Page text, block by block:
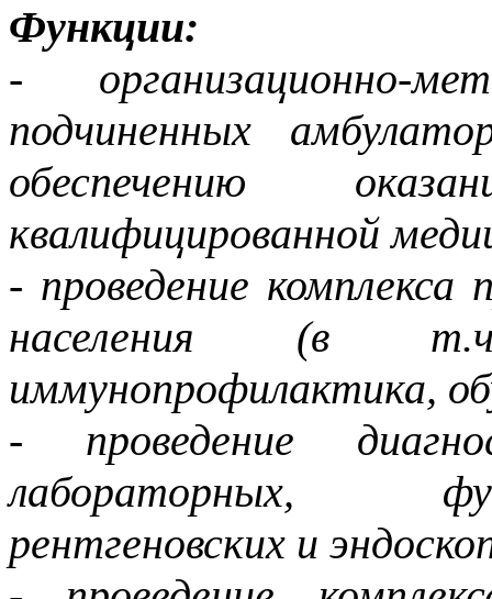
Функции:
- организационно-
подчиненных
обеспечению
квалифицированной
- проведение комплекса
населения (в т.ч.
иммунопрофилактика,
- проведение
лабораторных,
рентгеновских и